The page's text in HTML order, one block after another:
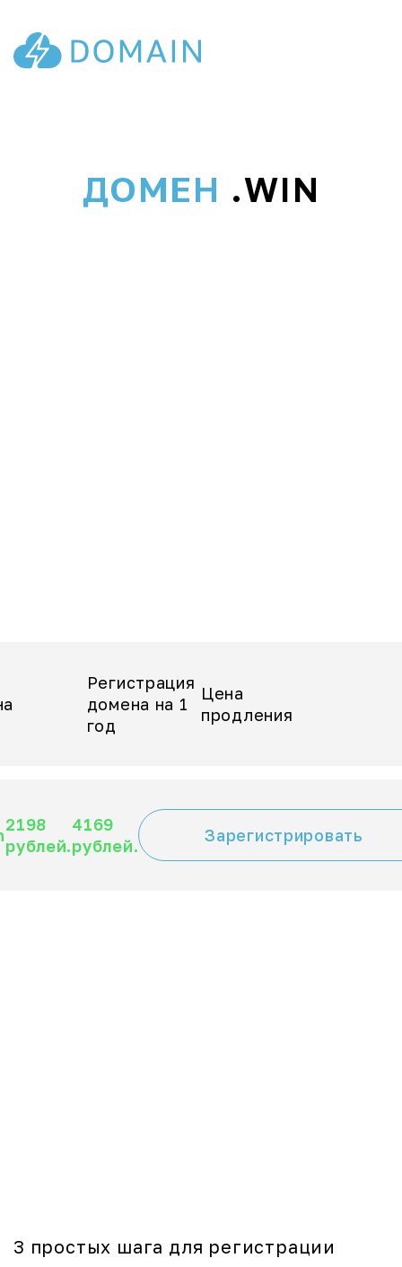
ДОМЕН .WIN
Регистрация
домена на 1
год
Цена
продления
2198
рублей.
4169
рублей.
Зарегистрировать
3 простых шага для регистрации